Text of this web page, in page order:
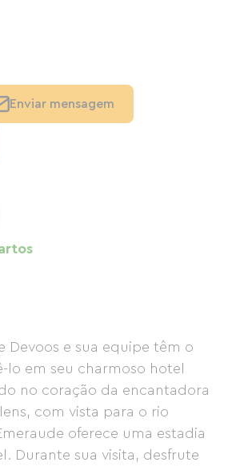
Devoos e sua equipe têm o
lo em seu charmoso hotel
no coração da encantadora
com vista para o rio
oferece uma estadia
Durante sua visita, desfrute
Enviar mensagem